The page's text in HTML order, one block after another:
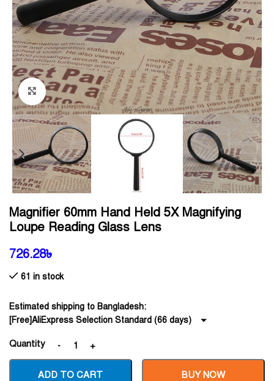
Click to enlarge
Magnifier 60mm Hand Held 5X Magnifying
Loupe Reading Glass Lens
726.28৳
61 in stock
Estimated shipping to Bangladesh:
[Free]AliExpress Selection Standard (66 days)
Quantity
ADD TO CART BUY NOW